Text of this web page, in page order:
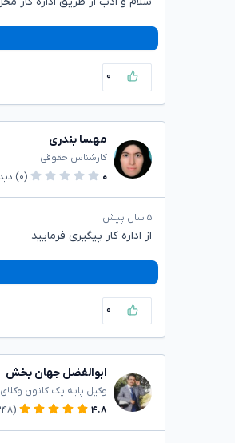
۰
مهسا بندری
کارشناس حقوقی
۰
(۰)
۵ سال پیش
از اداره کار پیگیری فرمایید
۰
ابوالفضل جهان بخش
وکیل پایه یک کانون
۴.۸
(۱۲۴۸)